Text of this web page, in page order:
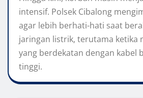
intensif. Polsek Cibalong
agar lebih berhati-hati saat
jaringan listrik, terutama ketika
yang berdekatan dengan kabel
tinggi.